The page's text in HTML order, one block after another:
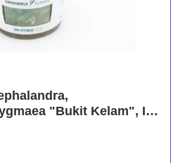
"Bukit Kelam", In